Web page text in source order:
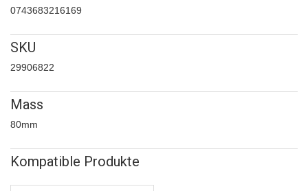
0743683216169
SKU
29906822
Mass
80mm
Kompatible Produkte